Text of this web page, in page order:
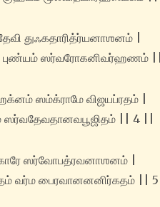
துஃகதாரித்ர்யனாஶனம் |
ஸர்வரோகனிவர்ஹணம் ||
ஸம்க்ராமே விஜயப்ரதம் |
|| 4 ||
ஸர்வோபத்ரவனாஶனம் |
வர்ம பைரவானனனிர்கதம் || 5